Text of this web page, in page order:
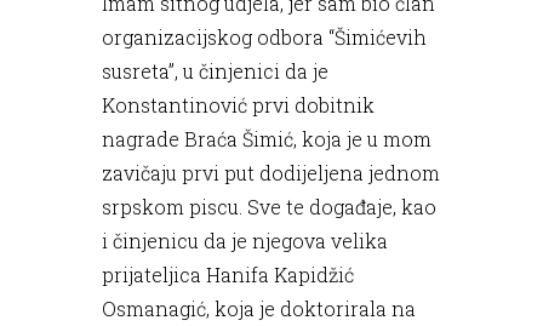
organizacijskog odbora “Šimićevih
susreta”, u činjenici da je
Konstantinović prvi dobitnik
nagrade Braća Šimić, koja je u mom
zavičaju prvi put dodijeljena jednom
srpskom piscu. Sve te događaje, kao
i činjenicu da je njegova velika
prijateljica Hanifa Kapidžić
Osmanagić, koja je doktorirala na